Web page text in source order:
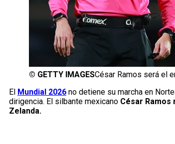
© GETTY IMAGESCésar Ramos será el
El Mundial 2026 no detiene su marcha en
dirigencia. El silbante mexicano César
Zelanda.